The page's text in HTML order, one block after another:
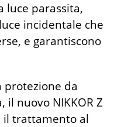
luce parassita,
incidentale che
e garantiscono
protezione da
il nuovo NIKKOR Z
il trattamento al